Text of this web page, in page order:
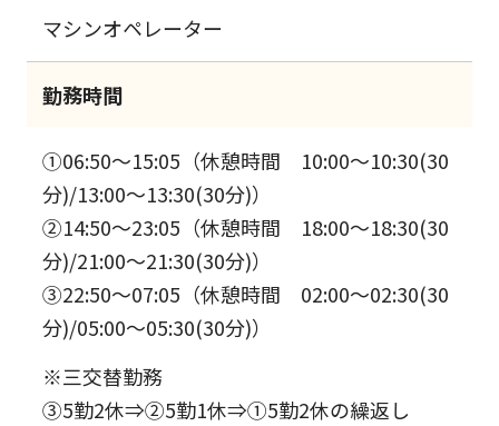
マシンオペレーター
勤務時間
①06:50～15:05（休憩時間 10:00～10:30(30
分)/13:00～13:30(30分)）
②14:50～23:05（休憩時間 18:00～18:30(30
分)/21:00～21:30(30分)）
③22:50～07:05（休憩時間 02:00～02:30(30
分)/05:00～05:30(30分)）
※三交替勤務
③5勤2休⇒②5勤1休⇒①5勤2休の繰返し